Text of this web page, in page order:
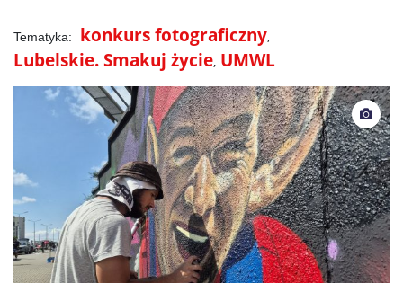
konkurs fotograficzny
Lubelskie. Smakuj życie UMWL